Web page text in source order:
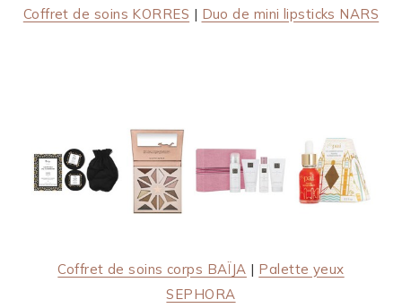
Coffret de soins KORRES | Duo de mini lipsticks NARS
Coffret de soins corps BAÏJA | Palette yeux
SEPHORA